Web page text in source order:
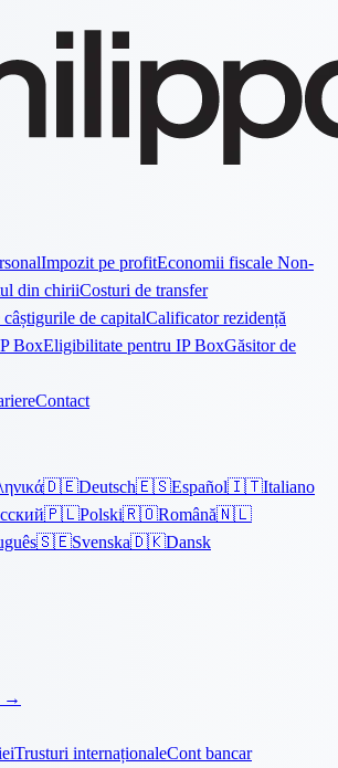
Impozit pe profitEconomii fiscale Non-
din chiriiCosturi de transfer
de capitalCalificator rezidență
BoxEligibilitate pentru IP BoxGăsitor de
Contact
🇩🇪Deutsch🇪🇸Español🇮🇹Italiano
🇵🇱Polski🇷🇴Română🇳🇱
🇸🇪Svenska🇩🇰Dansk
→
Trusturi internaționaleCont bancar